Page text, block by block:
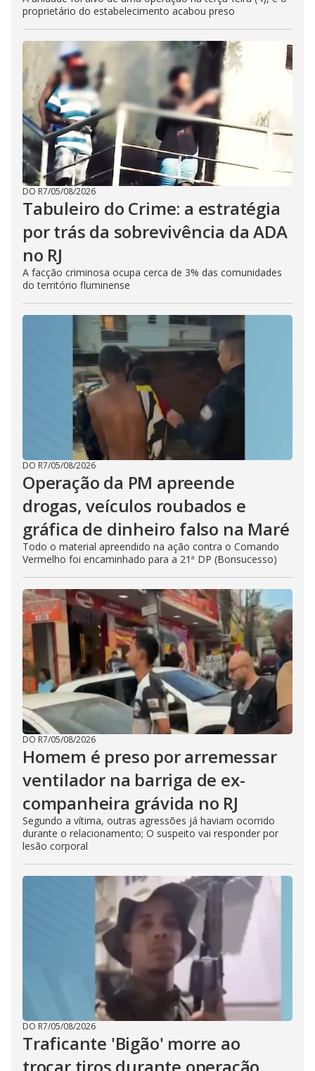
proprietário do estabelecimento acabou preso
DO R7/05/08/2026
Tabuleiro do Crime: a estratégia
por trás da sobrevivência da ADA
no RJ
A facção criminosa ocupa cerca de 3% das comunidades
do território fluminense
DO R7/05/08/2026
Operação da PM apreende
drogas, veículos roubados e
gráfica de dinheiro falso na Maré
Todo o material apreendido na ação contra o Comando
Vermelho foi encaminhado para a 21ª DP (Bonsucesso)
DO R7/05/08/2026
Homem é preso por arremessar
ventilador na barriga de ex-
companheira grávida no RJ
Segundo a vítima, outras agressões já haviam ocorrido
durante o relacionamento; O suspeito vai responder por
lesão corporal
DO R7/05/08/2026
Traficante 'Bigão' morre ao